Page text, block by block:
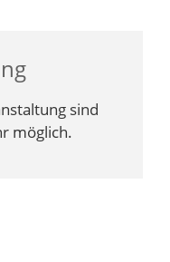
sind
möglich.